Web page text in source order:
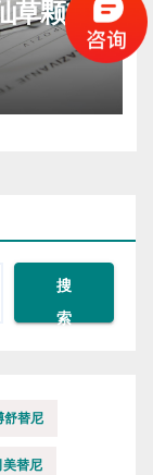
颗粒
搜
索
舒替尼
美替尼